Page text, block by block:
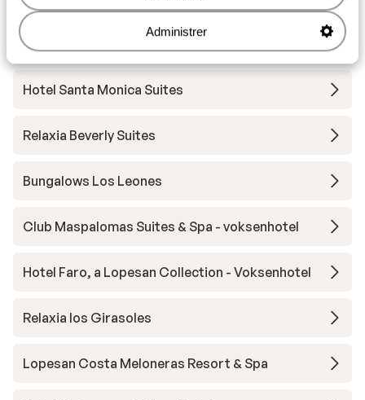
Administrer
Andre overnatningssteder i Gran
Canaria
Hotel Santa Monica Suites
Relaxia Beverly Suites
Bungalows Los Leones
Club Maspalomas Suites & Spa - voksenhotel
Hotel Faro, a Lopesan Collection - Voksenhotel
Relaxia los Girasoles
Lopesan Costa Meloneras Resort & Spa